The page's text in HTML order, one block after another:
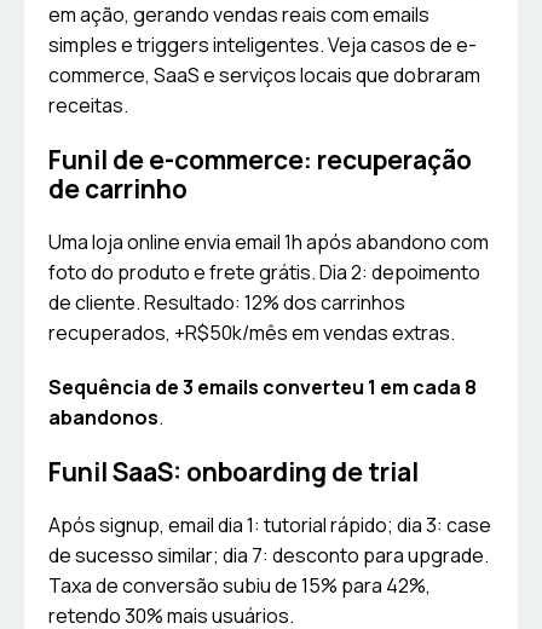
em ação, gerando vendas reais com emails
simples e triggers inteligentes. Veja casos de e-
commerce, SaaS e serviços locais que dobraram
receitas.
Funil de e-commerce: recuperação
de carrinho
Uma loja online envia email 1h após abandono com
foto do produto e frete grátis. Dia 2: depoimento
de cliente. Resultado: 12% dos carrinhos
recuperados, +R$50k/mês em vendas extras.
Sequência de 3 emails converteu 1 em cada 8
abandonos.
Funil SaaS: onboarding de trial
Após signup, email dia 1: tutorial rápido; dia 3: case
de sucesso similar; dia 7: desconto para upgrade.
Taxa de conversão subiu de 15% para 42%,
retendo 30% mais usuários.